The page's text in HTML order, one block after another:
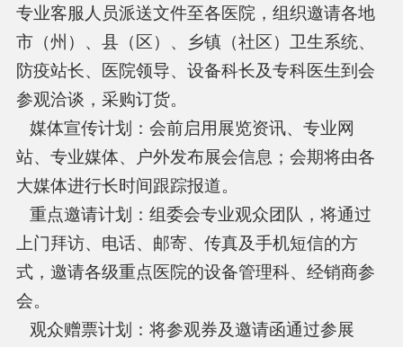
专业客服人员派送文件至各医院，组织邀请各地
市（州）、县（区）、乡镇（社区）卫生系统、
防疫站长、医院领导、设备科长及专科医生到会
参观洽谈，采购订货。
媒体宣传计划：会前启用展览资讯、专业网
站、专业媒体、户外发布展会信息；会期将由各
大媒体进行长时间跟踪报道。
重点邀请计划：组委会专业观众团队，将通过
上门拜访、电话、邮寄、传真及手机短信的方
式，邀请各级重点医院的设备管理科、经销商参
会。
观众赠票计划：将参观券及邀请函通过参展